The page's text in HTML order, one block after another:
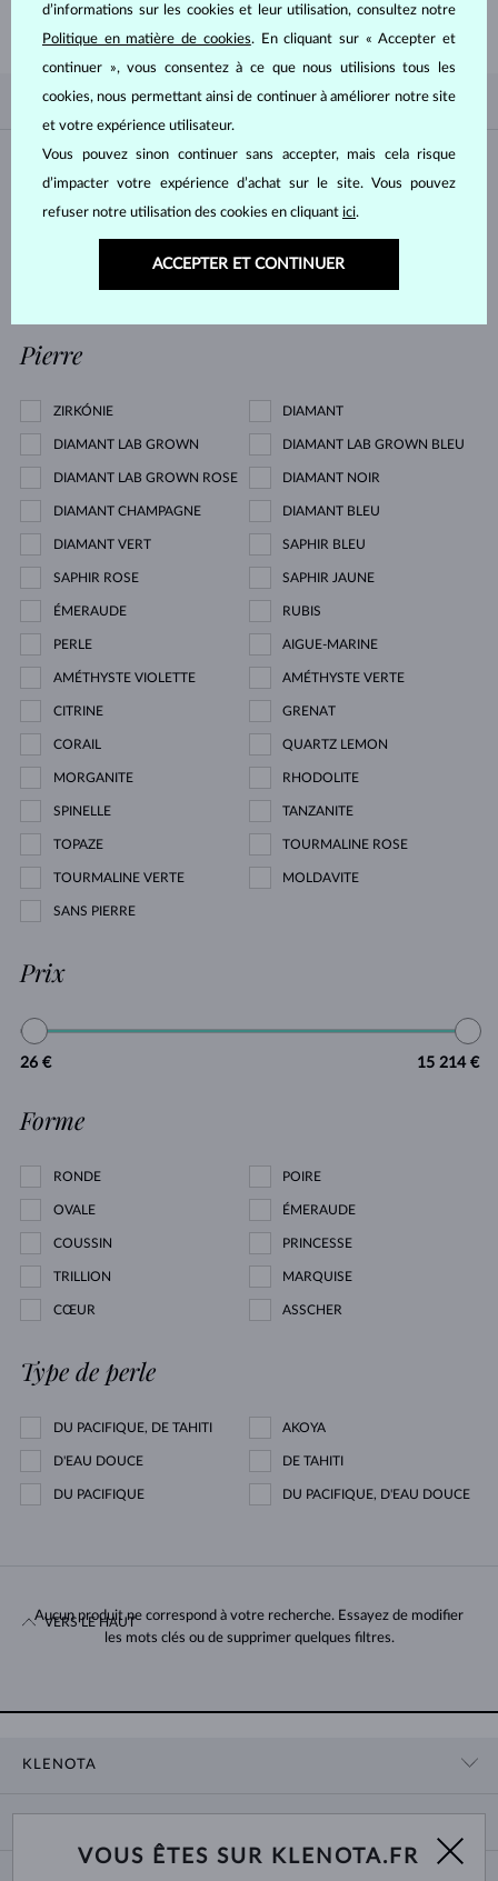
DÉCOUVRIR
SELON LA POPULARITÉ 0/0 SÉLECTION
Matière
ARGENT
ACIER INOXYDABLE
Pierre
ZIRKÓNIE DIAMANT
DIAMANT LAB GROWN DIAMANT LAB GROWN BLEU
DIAMANT LAB GROWN ROSE DIAMANT NOIR
DIAMANT CHAMPAGNE DIAMANT BLEU
DIAMANT VERT SAPHIR BLEU
SAPHIR ROSE SAPHIR JAUNE
ÉMERAUDE RUBIS
PERLE AIGUE-MARINE
AMÉTHYSTE VIOLETTE AMÉTHYSTE VERTE
CITRINE GRENAT
CORAIL QUARTZ LEMON
MORGANITE RHODOLITE
SPINELLE TANZANITE
TOPAZE TOURMALINE ROSE
TOURMALINE VERTE MOLDAVITE
SANS PIERRE
Prix
26 € 15 214 €
Forme
RONDE POIRE
OVALE ÉMERAUDE
COUSSIN PRINCESSE
TRILLION MARQUISE
CŒUR ASSCHER
Type de perle
DU PACIFIQUE, DE TAHITI AKOYA
D'EAU DOUCE DE TAHITI
DU PACIFIQUE DU PACIFIQUE, D'EAU DOUCE
Aucun produit ne correspond à votre recherche. Essayez de modifier
les mots clés ou de supprimer quelques filtres.
VERS LE HAUT
KLENOTA
NOUS CONNAÎTRE
LIVRAISON ET PAIEMENT
d’informations sur les cookies et leur utilisation, consultez notre
Politique en matière de cookies. En cliquant sur « Accepter et
continuer », vous consentez à ce que nous utilisions tous les
cookies, nous permettant ainsi de continuer à améliorer notre site
et votre expérience utilisateur.
Vous pouvez sinon continuer sans accepter, mais cela risque
d’impacter votre expérience d’achat sur le site. Vous pouvez
refuser notre utilisation des cookies en cliquant ici.
ACCEPTER ET CONTINUER
VOUS ÊTES SUR KLENOTA.FR